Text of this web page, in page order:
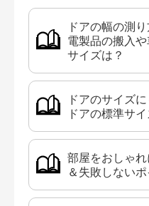
ドアの幅の測
電製品の搬入
サイズは？
ドアのサイズ
ドアの標準サ
部屋をおしゃ
＆失敗しないポ